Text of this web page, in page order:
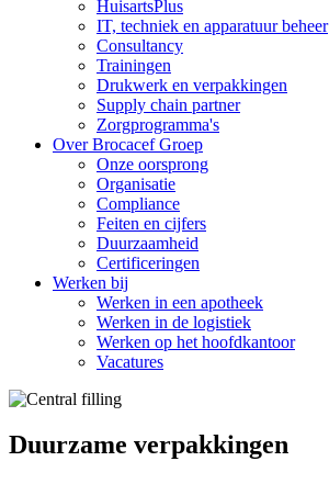
HuisartsPlus
IT, techniek en apparatuur beheer
Consultancy
Trainingen
Drukwerk en verpakkingen
Supply chain partner
Zorgprogramma's
Over Brocacef Groep
Onze oorsprong
Organisatie
Compliance
Feiten en cijfers
Duurzaamheid
Certificeringen
Werken bij
Werken in een apotheek
Werken in de logistiek
Werken op het hoofdkantoor
Vacatures
Duurzame verpakkingen